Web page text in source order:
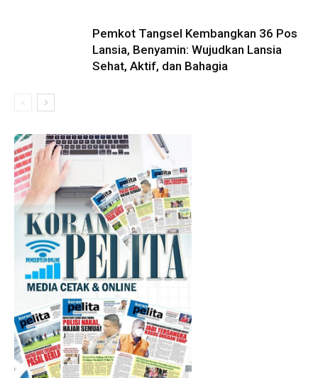
Pemkot Tangsel Kembangkan 36 Pos
Lansia, Benyamin: Wujudkan Lansia
Sehat, Aktif, dan Bahagia